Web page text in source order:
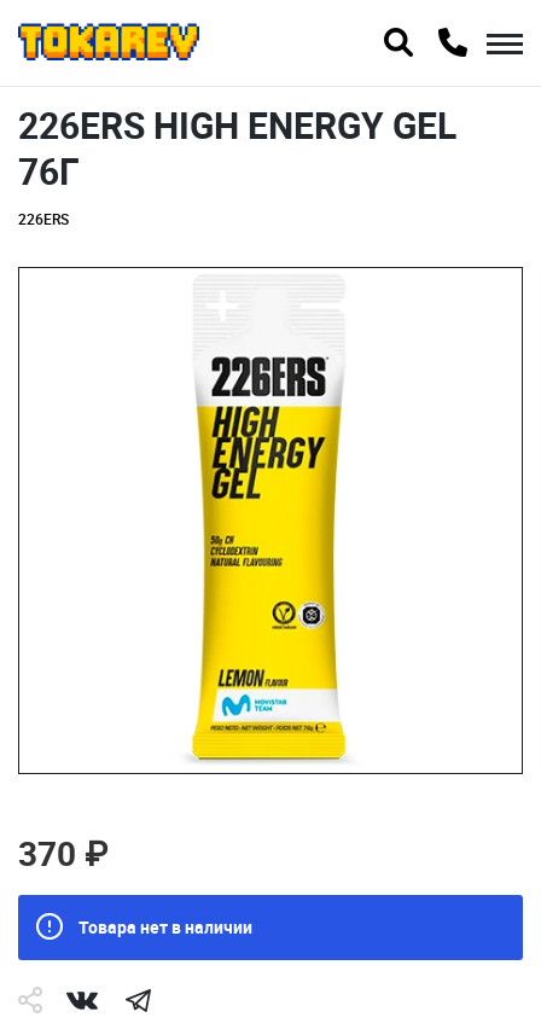
226ERS HIGH ENERGY GEL
76Г
226ERS
370 ₽
Товара нет в наличии